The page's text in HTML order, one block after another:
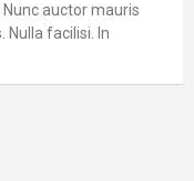
auctor mauris
Nulla facilisi. In